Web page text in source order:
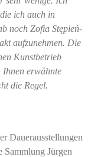
die ich auch in
noch Zofia Stępień-
aufzunehmen. Die
Kunstbetrieb
Ihnen erwähnte
die Regel.
Dauerausstellungen
Jürgen